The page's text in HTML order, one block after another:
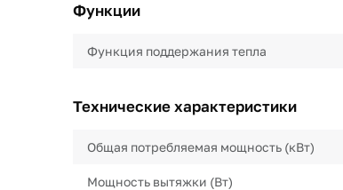
Функции
Функция поддержания тепла
Технические характеристики
Общая потребляемая мощность (кВт)
Мощность вытяжки (Вт)